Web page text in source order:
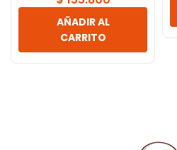
AÑADIR AL
CARRITO